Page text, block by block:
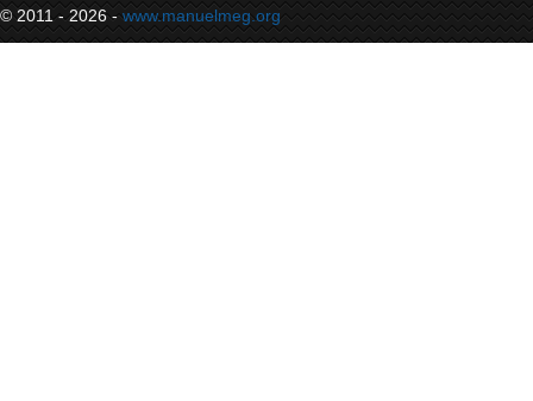
© 2011 - 2026 - www.manuelmeg.org